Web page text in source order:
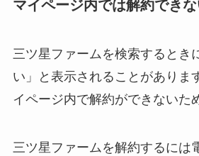
マイページ内では解約でき
三ツ星ファームを検索するとき
い」と表示されることがありま
イページ内で解約ができないた
三ツ星ファームを解約するには